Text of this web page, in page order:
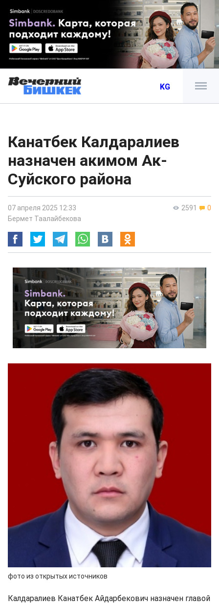
KG
Канатбек Калдаралиев
назначен акимом Ак-
Суйского района
2591 0
07 апреля 2025 12:33
Бермет Таалайбекова
фото из открытых источников
Калдаралиев Канатбек Айдарбекович назначен главой